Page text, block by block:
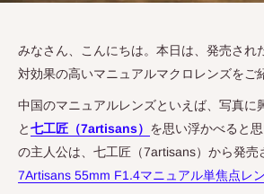
みなさん、こんにちは。本日は、発売され
対効果の高いマニュアルマクロレンズをご
中国のマニュアルレンズといえば、写真に
と七工匠（7artisans） を思い浮かべると
の主人公は、七工匠（7artisans）から発売
7Artisans 55mm F1.4マニュアル単焦点レ